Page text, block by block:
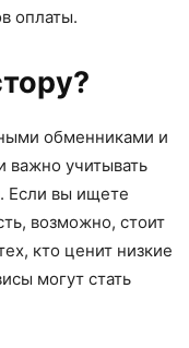
оплаты.
обменниками и
важно учитывать
Если вы ищете
возможно, стоит
кто ценит низкие
могут стать